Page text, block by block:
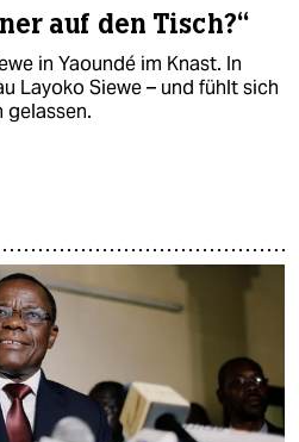
auf den Tisch?“
in Yaoundé im Knast. In
Layoko Siewe – und fühlt sich
gelassen.